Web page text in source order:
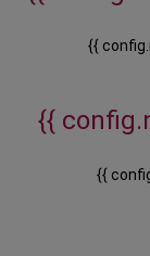
{{
{{
{{